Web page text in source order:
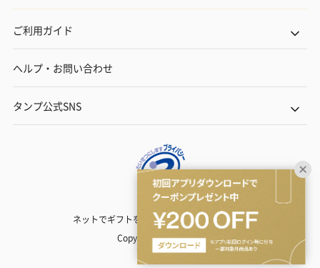
ご利用ガイド
ヘルプ・お問い合わせ
タンプ公式SNS
ネットでギフトを贈るなら | TANP（タンプ）
Copyright© TANP Inc.